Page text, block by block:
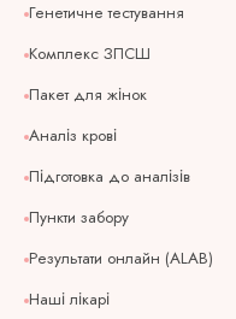
Генетичне тестування
Комплекс ЗПСШ
Пакет для жінок
Аналіз крові
Підготовка до аналізів
Пункти забору
Результати онлайн (ALAB)
Наші лікарі